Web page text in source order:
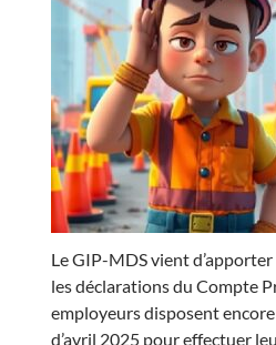
Le GIP-MDS vient
les déclarations du Compte
employeurs disposent encore
d’avril 2025 pour effectuer